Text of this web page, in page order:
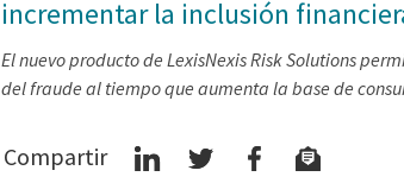
incrementar la inclusión
El nuevo producto de LexisNexis Risk Solutions
del fraude al tiempo que aumenta la base de
Compartir